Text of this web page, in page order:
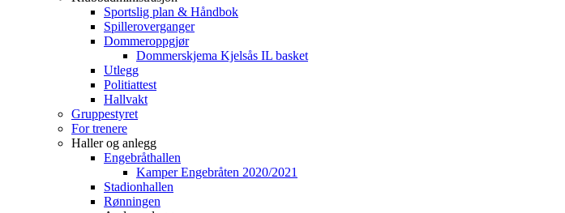
Sportslig plan & Håndbok
Spilleroverganger
Dommeroppgjør
Dommerskjema Kjelsås IL basket
Utlegg
Politiattest
Hallvakt
Gruppestyret
For trenere
Haller og anlegg
Engebråthallen
Kamper Engebråten 2020/2021
Stadionhallen
Rønningen